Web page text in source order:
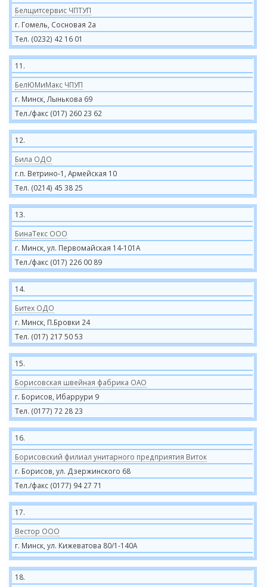
Белщитсервис ЧПТУП
г. Гомель, Сосновая 2а
Тел. (0232) 42 16 01
11.
БелЮМиМакс ЧПУП
г. Минск, Лынькова 69
Тел./факс (017) 260 23 62
12.
Била ОДО
г.п. Ветрино-1, Армейская 10
Тел. (0214) 45 38 25
13.
БинаТекс ООО
г. Минск, ул. Первомайская 14-101А
Тел./факс (017) 226 00 89
14.
Битех ОДО
г. Минск, П.Бровки 24
Тел. (017) 217 50 53
15.
Борисовская швейная фабрика ОАО
г. Борисов, Ибаррури 9
Тел. (0177) 72 28 23
16.
Борисовский филиал унитарного предприятия Виток
г. Борисов, ул. Дзержинского 68
Тел./факс (0177) 94 27 71
17.
Вестор ООО
г. Минск, ул. Кижеватова 80/1-140А
18.